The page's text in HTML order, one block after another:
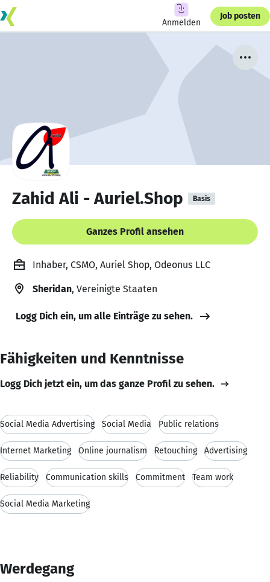
Anmelden
Job posten
Zahid Ali - Auriel.Shop Basis
Ganzes Profil ansehen
Inhaber, CSMO, Auriel Shop, Odeonus LLC
Sheridan, Vereinigte Staaten
Logg Dich ein, um alle Einträge zu sehen.
Fähigkeiten und Kenntnisse
Logg Dich jetzt ein, um das ganze Profil zu sehen.
Social Media Advertising Social Media Public relations
Internet Marketing Online journalism Retouching Advertising
Reliability Communication skills Commitment Team work
Social Media Marketing
Werdegang